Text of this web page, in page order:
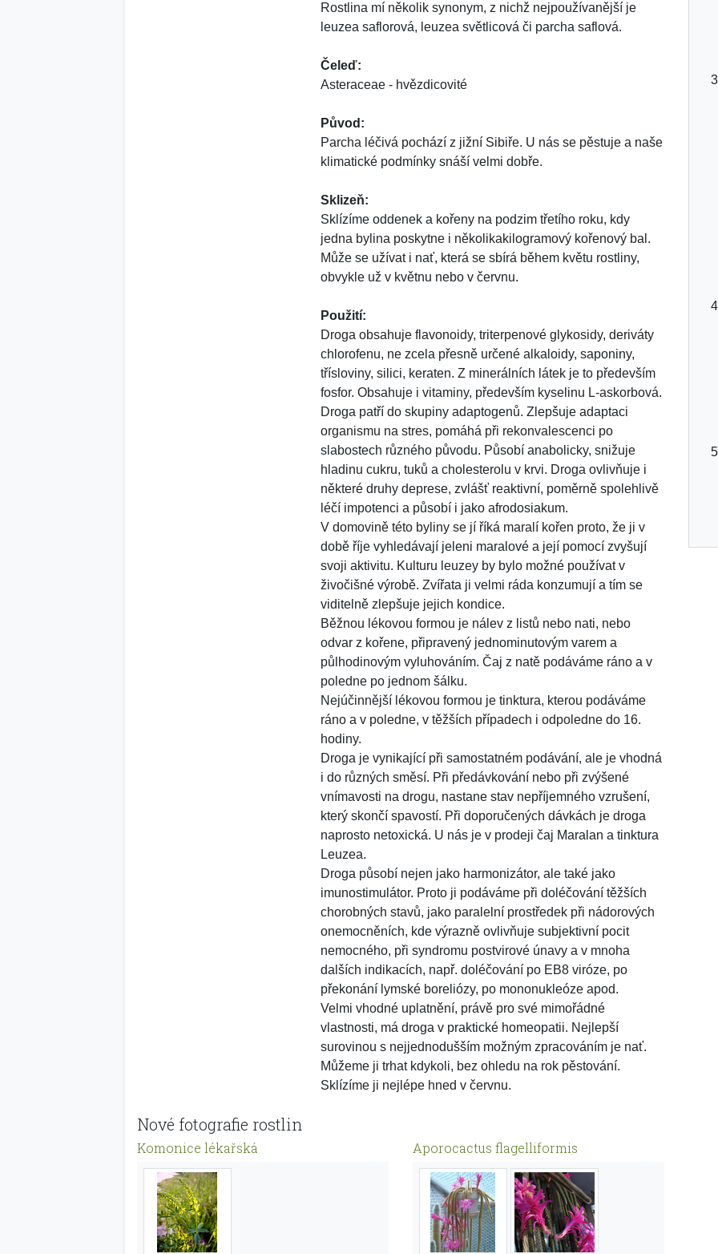
Rostlina mí několik synonym, z nichž nejpoužívanější je
leuzea saflorová, leuzea světlicová či parcha saflová.
Čeleď:
Asteraceae - hvězdicovité
Původ:
Parcha léčivá pochází z jižní Sibiře. U nás se pěstuje a naše
klimatické podmínky snáší velmi dobře.
Sklizeň:
Sklízíme oddenek a kořeny na podzim třetího roku, kdy
jedna bylina poskytne i několikakilogramový kořenový bal.
Může se užívat i nať, která se sbírá během květu rostliny,
obvykle už v květnu nebo v červnu.
Použití:
Droga obsahuje flavonoidy, triterpenové glykosidy, deriváty
chlorofenu, ne zcela přesně určené alkaloidy, saponiny,
třísloviny, silici, keraten. Z minerálních látek je to především
fosfor. Obsahuje i vitaminy, především kyselinu L-askorbová.
Droga patří do skupiny adaptogenů. Zlepšuje adaptaci
organismu na stres, pomáhá při rekonvalescenci po
slabostech různého původu. Působí anabolicky, snižuje
hladinu cukru, tuků a cholesterolu v krvi. Droga ovlivňuje i
některé druhy deprese, zvlášť reaktivní, poměrně spolehlivě
léčí impotenci a působí i jako afrodosiakum.
V domovině této byliny se jí říká maralí kořen proto, že ji v
době říje vyhledávají jeleni maralové a její pomocí zvyšují
svoji aktivitu. Kulturu leuzey by bylo možné používat v
živočišné výrobě. Zvířata ji velmi ráda konzumují a tím se
viditelně zlepšuje jejich kondice.
Běžnou lékovou formou je nálev z listů nebo nati, nebo
odvar z kořene, připravený jednominutovým varem a
půlhodinovým vyluhováním. Čaj z natě podáváme ráno a v
poledne po jednom šálku.
Nejúčinnější lékovou formou je tinktura, kterou podáváme
ráno a v poledne, v těžších případech i odpoledne do 16.
hodiny.
Droga je vynikající při samostatném podávání, ale je vhodná
i do různých směsí. Při předávkování nebo při zvýšené
vnímavosti na drogu, nastane stav nepříjemného vzrušení,
který skončí spavostí. Při doporučených dávkách je droga
naprosto netoxická. U nás je v prodeji čaj Maralan a tinktura
Leuzea.
Droga působí nejen jako harmonizátor, ale také jako
imunostimulátor. Proto ji podáváme při doléčování těžších
chorobných stavů, jako paralelní prostředek při nádorových
onemocněních, kde výrazně ovlivňuje subjektivní pocit
nemocného, při syndromu postvirové únavy a v mnoha
dalších indikacích, např. doléčování po EB8 viróze, po
překonání lymské boreliózy, po mononukleóze apod.
Velmi vhodné uplatnění, právě pro své mimořádné
vlastnosti, má droga v praktické homeopatii. Nejlepší
surovinou s nejjednodušším možným zpracováním je nať.
Můžeme ji trhat kdykoli, bez ohledu na rok pěstování.
Sklízíme ji nejlépe hned v červnu.
Nové fotografie rostlin
Komonice lékařská Aporocactus flagelliformis